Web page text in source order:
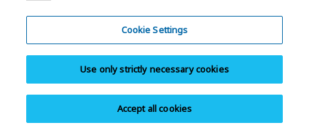
EDSFF - 新一代伺服器和儲存裝置的新 SSD 外型規
格
EDSFF 旨在透過設計 NAND 快閃記憶體和其他裝置適用
的新規格，解決企業和資料中心使用者因傳統外型規格
遇到的問題和限制。
Cookie Settings
Use only strictly necessary cookies
Accept all cookies